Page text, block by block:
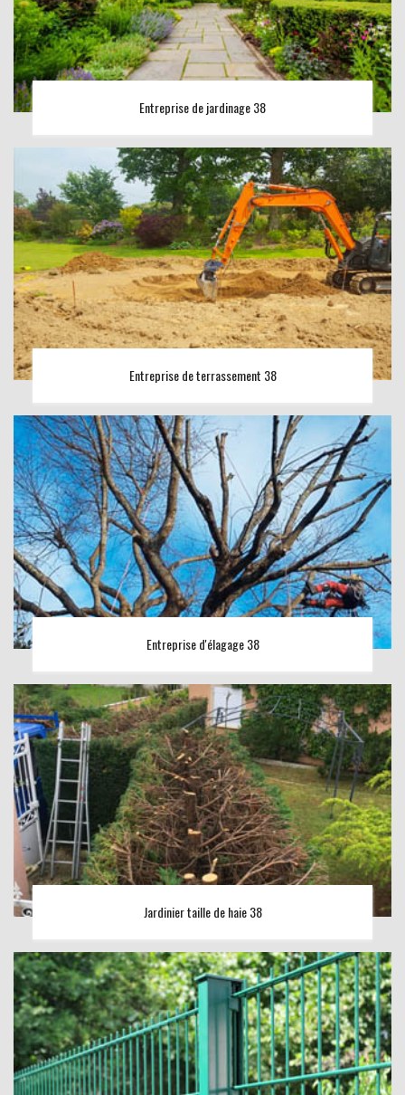
Entreprise de jardinage 38
Entreprise de terrassement 38
Entreprise d'élagage 38
Jardinier taille de haie 38